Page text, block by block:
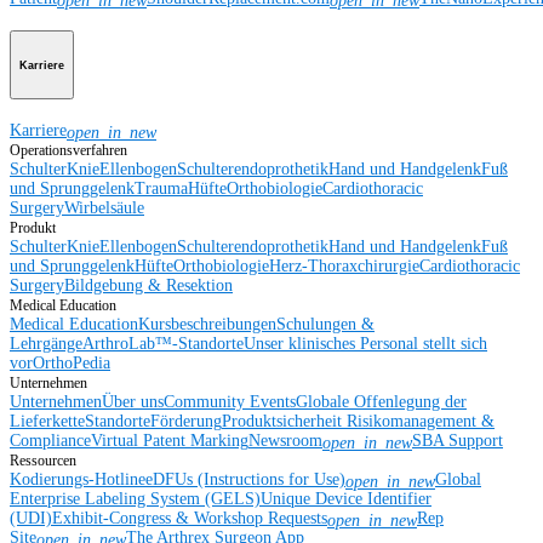
Karriere
Karriereopen_in_new
Operationsverfahren
SchulterKnieEllenbogenSchulterendoprothetikHand und HandgelenkFuß
und SprunggelenkTraumaHüfteOrthobiologieCardiothoracic
SurgeryWirbelsäule
Produkt
SchulterKnieEllenbogenSchulterendoprothetikHand und HandgelenkFuß
und SprunggelenkHüfteOrthobiologieHerz-ThoraxchirurgieCardiothoracic
SurgeryBildgebung & Resektion
Medical Education
Medical EducationKursbeschreibungenSchulungen &
LehrgängeArthroLab™-StandorteUnser klinisches Personal stellt sich
vorOrthoPedia
Unternehmen
UnternehmenÜber unsCommunity EventsGlobale Offenlegung der
LieferketteStandorteFörderungProduktsicherheit Risikomanagement &
ComplianceVirtual Patent MarkingNewsroomopen_in_newSBA Support
Ressourcen
Kodierungs-HotlineeDFUs (Instructions for Use)open_in_newGlobal
Enterprise Labeling System (GELS)Unique Device Identifier
(UDI)Exhibit-Congress & Workshop Requestsopen_in_newRep
Site
The Arthrex Surgeon App